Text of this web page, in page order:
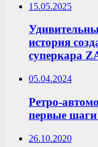
15.05.2025
история
суперкара
05.04.2024
Ретро-
первые шаги
26.10.2020